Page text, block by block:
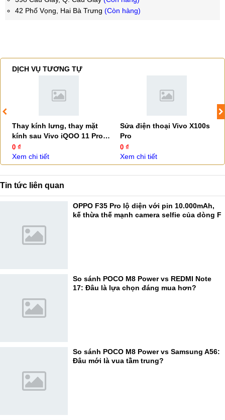
42 Phố Vọng, Hai Bà Trưng (Còn hàng)
DỊCH VỤ TƯƠNG TỰ
Thay kính lưng, thay mặt
kính sau Vivo iQOO 11 Pro
5G
0 ₫
Xem chi tiết
Sửa điện thoại Vivo X100s
Pro
0 ₫
Xem chi tiết
Tin tức liên quan
OPPO F35 Pro lộ diện với pin 10.000mAh,
kế thừa thế mạnh camera selfie của dòng F
So sánh POCO M8 Power vs REDMI Note
17: Đâu là lựa chọn đáng mua hơn?
So sánh POCO M8 Power vs Samsung A56:
Đâu mới là vua tầm trung?